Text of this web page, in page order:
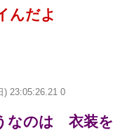
んだよ
) 23:05:26.21 0
なのは 衣装を